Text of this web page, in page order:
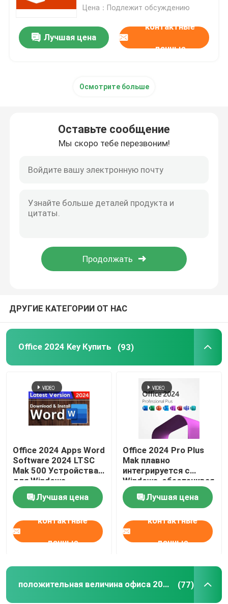
Положительная величина офиса 2019
Windows 11 профессиональное
Windows Server 2025
Windows Server 2022
Стандарт SQL Server 2019
Цена：Подлежит обсуждению
Лучшая цена
контактные
данные
Осмотрите больше
Оставьте сообщение
Мы скоро тебе перезвоним!
ДРУГИЕ КАТЕГОРИИ ОТ НАС
Office 2024 Key Купить (93)
Office 2024 Apps Word
Software 2024 LTSC
Mak 500 Устройства
для Windows
Лучшая цена
контактные
данные
Office 2024 Pro Plus
Mak плавно
интегрируется с
Windows, обеспечивая
знакомый и
пользовательский
опыт
Лучшая цена
контактные
данные
положительная величина офиса 2021 профессиональная (77)